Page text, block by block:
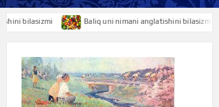
bilasizmi Baliq uni nimani anglatishini bilasizmi